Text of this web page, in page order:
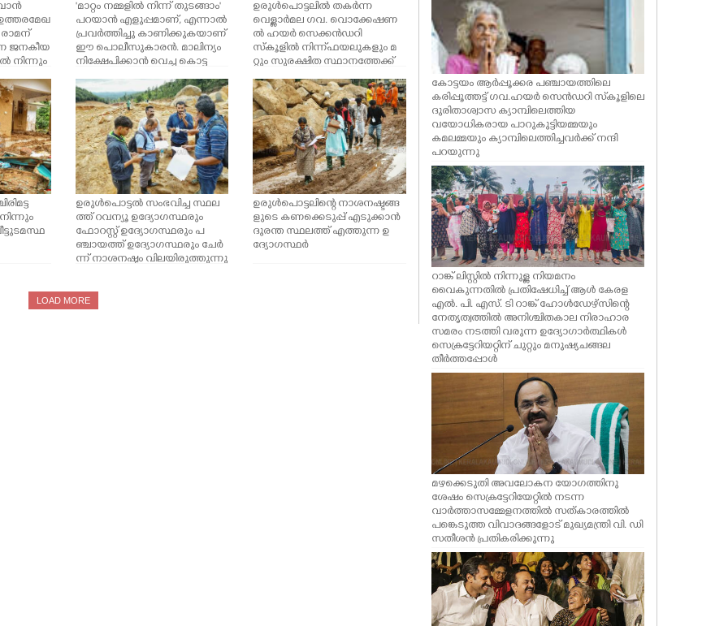
ജനകീയ
നിന്നും
'മാറ്റം നമ്മളിൽ നിന്ന് തുടങ്ങാം'
പറയാൻ എളുപ്പമാണ്, എന്നാൽ
പ്രവർത്തിച്ചു കാണിക്കുകയാണ്
ഈ പൊലീസുകാരൻ. മാലിന്യം
നിക്ഷേപിക്കാൻ വെച്ച കൊട്ട
യിൽ നിന്ന് ഭക്ഷണാവശിഷ്ടം
തെരഞ്ഞെടുത്ത് സമീപ
മുണ്ടായിരുന്ന നായയ്ക്ക്
കൊടുക്കുകയാണിയാൾ. ഉരുൾ
പൊട്ടിയൊഴുകിയ ചൂരൽമല
യിൽ കാഴ്ചകളെല്ലാം കരള
ലിയിക്കുന്നതാണ്.
ഉരുൾപൊട്ടലിൽ തകർന്ന
വെള്ളാർമല ഗവ. വൊക്കേഷണ
ൽ ഹയർ സെക്കൻഡറി
സ്കൂളിൽ നിന്ന് ഫയലുകളും മ
റ്റും സുരക്ഷിത സ്ഥാനത്തേക്ക്
മാറ്റുന്ന അദ്ധ്യാപകരും സന്നദ്ധ
പ്രവർത്തകരും
ഉരുൾപൊട്ടൽ സംഭവിച്ച സ്ഥല
ത്ത് റവന്യൂ ഉദ്യോഗസ്ഥരും
ഫോറസ്റ്റ് ഉദ്യോഗസ്ഥരും പ
ഞ്ചായത്ത് ഉദ്യോഗസ്ഥരും ചേർ
ന്ന് നാശനഷ്ടം വിലയിരുത്തുന്നു
ഉരുൾപൊട്ടലിന്റെ നാശനഷ്ടങ്ങ
ളുടെ കണക്കെടുപ്പ് എടുക്കാൻ
ദുരന്ത സ്ഥലത്ത് എത്തുന്ന ഉ
ദ്യോഗസ്ഥർ
LOAD MORE
കോട്ടയം ആർപ്പൂക്കര പഞ്ചായത്തിലെ
കരിപ്പൂത്തട്ട് ഗവ.ഹയർ സെൻഡറി സ്‌കൂളിലെ
ദുരിതാശ്വാസ ക്യാമ്പിലെത്തിയ
വയോധികരായ പാറുകുട്ടിയമ്മയും
കമലമ്മയും ക്യാമ്പിലെത്തിച്ചവർക്ക് നന്ദി
പറയുന്നു
റാങ്ക് ലിസ്റ്റിൽ നിന്നുള്ള നിയമനം
വൈകുന്നതിൽ പ്രതിഷേധിച്ച് ആൾ കേരള
എൽ. പി. എസ്. ടി റാങ്ക് ഹോൾഡേഴ്സിന്റെ
നേതൃത്വത്തിൽ അനിശ്ചിതകാല നിരാഹാര
സമരം നടത്തി വരുന്ന ഉദ്യോഗാർത്ഥികൾ
സെക്രട്ടേറിയറ്റിന് ചുറ്റും മനുഷ്യചങ്ങല
തീർത്തപ്പോൾ
മഴക്കെടുതി അവലോകന യോഗത്തിനു
ശേഷം സെക്രട്ടേറിയേറ്റിൽ നടന്ന
വാർത്താസമ്മേളനത്തിൽ സത്കാരത്തിൽ
പങ്കെടുത്ത വിവാദങ്ങളോട് മുഖ്യമന്ത്രി വി. ഡി
സതീശൻ പ്രതികരിക്കുന്നു